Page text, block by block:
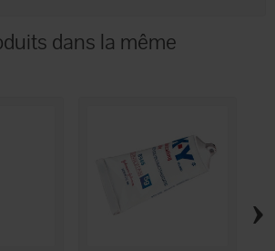
dans la même
›